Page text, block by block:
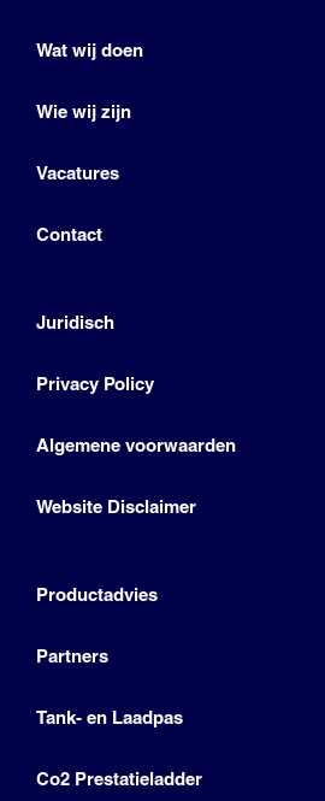
Wat wij doen
Wie wij zijn
Vacatures
Contact
Juridisch
Privacy Policy
Algemene voorwaarden
Website Disclaimer
Productadvies
Partners
Tank- en Laadpas
Co2 Prestatieladder